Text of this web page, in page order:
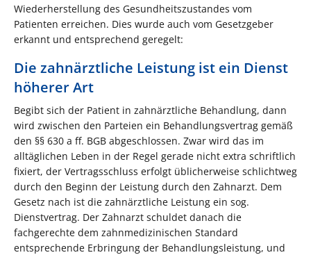
Wiederherstellung des Gesundheitszustandes vom
Patienten erreichen. Dies wurde auch vom Gesetzgeber
erkannt und entsprechend geregelt:
Die zahnärztliche Leistung ist ein Dienst
höherer Art
Begibt sich der Patient in zahnärztliche Behandlung, dann
wird zwischen den Parteien ein Behandlungsvertrag gemäß
den §§ 630 a ff. BGB abgeschlossen. Zwar wird das im
alltäglichen Leben in der Regel gerade nicht extra schriftlich
fixiert, der Vertragsschluss erfolgt üblicherweise schlichtweg
durch den Beginn der Leistung durch den Zahnarzt. Dem
Gesetz nach ist die zahnärztliche Leistung ein sog.
Dienstvertrag. Der Zahnarzt schuldet danach die
fachgerechte dem zahnmedizinischen Standard
entsprechende Erbringung der Behandlungsleistung, und